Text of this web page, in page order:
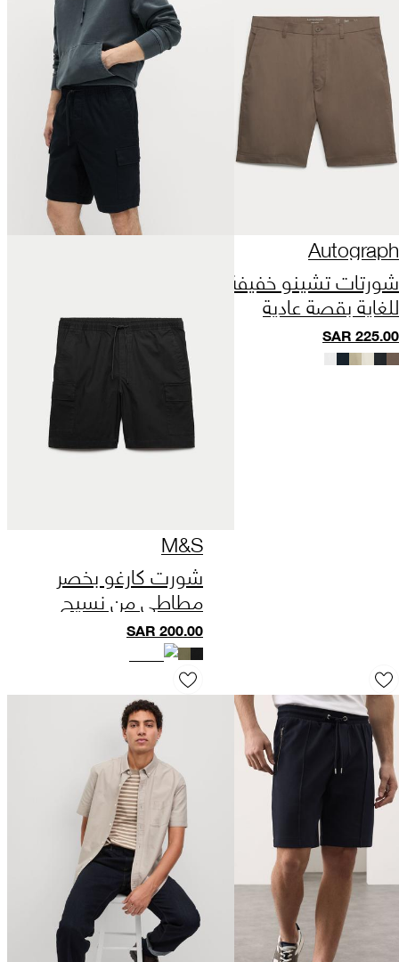
Autograph
شورتات تشينو خفيفة
للغاية بقصة عادية
SAR225.00
M&S
شورت كارغو بخصر
مطاطي من نسيج
ريبستوب
SAR200.00